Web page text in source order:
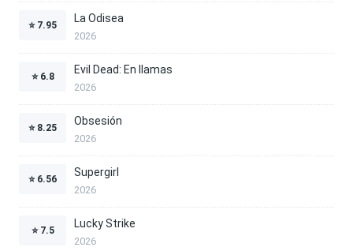
⭐ 7.95
La Odisea
2026
⭐ 6.8
Evil Dead: En llamas
2026
⭐ 8.25
Obsesión
2026
⭐ 6.56
Supergirl
2026
⭐ 7.5
Lucky Strike
2026